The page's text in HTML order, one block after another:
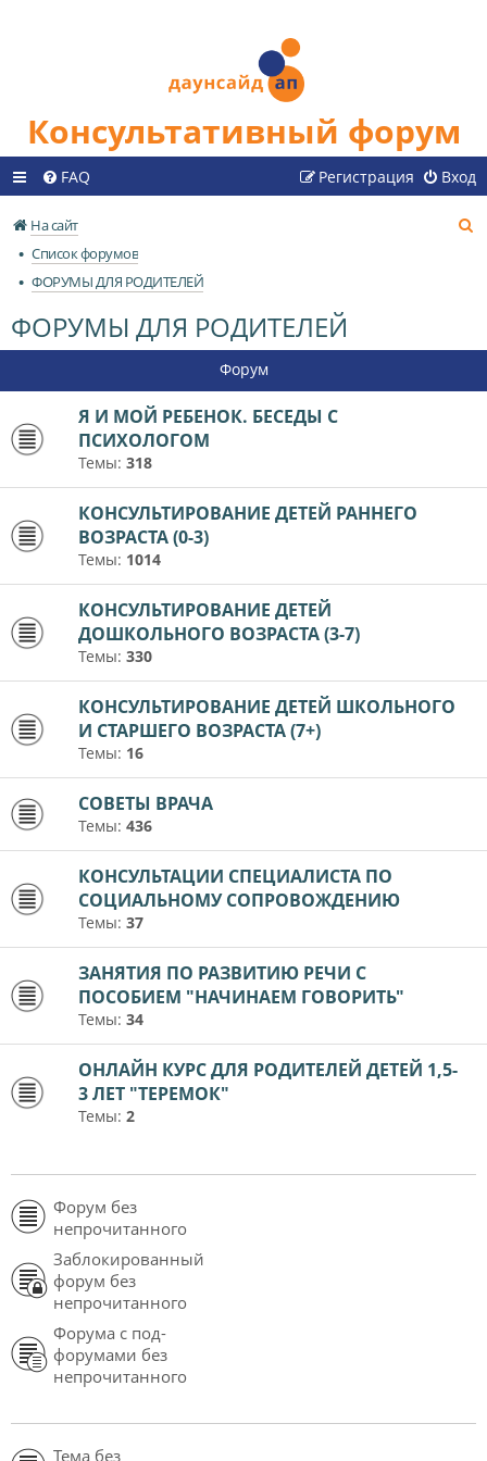
Консультативный форум
FAQ Вход
Регистрация
На сайт
Список форумов
ФОРУМЫ ДЛЯ РОДИТЕЛЕЙ
ФОРУМЫ ДЛЯ РОДИТЕЛЕЙ
Форум
Я И МОЙ РЕБЕНОК. БЕСЕДЫ С
ПСИХОЛОГОМ
Темы: 318
КОНСУЛЬТИРОВАНИЕ ДЕТЕЙ РАННЕГО
ВОЗРАСТА (0-3)
Темы: 1014
КОНСУЛЬТИРОВАНИЕ ДЕТЕЙ
ДОШКОЛЬНОГО ВОЗРАСТА (3-7)
Темы: 330
КОНСУЛЬТИРОВАНИЕ ДЕТЕЙ ШКОЛЬНОГО
И СТАРШЕГО ВОЗРАСТА (7+)
Темы: 16
СОВЕТЫ ВРАЧА
Темы: 436
КОНСУЛЬТАЦИИ СПЕЦИАЛИСТА ПО
СОЦИАЛЬНОМУ СОПРОВОЖДЕНИЮ
Темы: 37
ЗАНЯТИЯ ПО РАЗВИТИЮ РЕЧИ С
ПОСОБИЕМ "НАЧИНАЕМ ГОВОРИТЬ"
Темы: 34
ОНЛАЙН КУРС ДЛЯ РОДИТЕЛЕЙ ДЕТЕЙ 1,5-
3 ЛЕТ "ТЕРЕМОК"
Темы: 2
Форум без
непрочитанного
Заблокированный
форум без
непрочитанного
Форума с под-
форумами без
непрочитанного
Тема без